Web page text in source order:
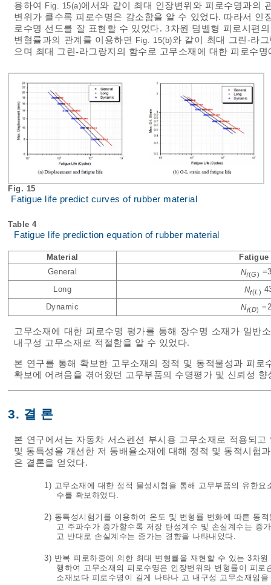
용하여
Fig. 15(a)에서와 같이 최대 인장변위와 피로수명과의
변위가 클수록 피로수명은 감소함을 알 수 있었다. 따라서
로수명 선도를 잘 표현할 수 있었다. 3차원 덤벨형 피로시편
변형률과의 관계를 이용하면
Fig. 15(b)와 같이 최대 그린-라
으며 최대 그린-라그랑지의 함수로 고무소재에 대한 피로수
Fig. 15
Fatigue life predict curves of rubber material
Table 4
Fatigue life prediction equation of rubber material
Material
General
Nf(G)
Long
Nf(L )
Dynamic
Nf(D)
고무소재에 대한 피로수명 평가를 통해 장수명 소재가 일반
내구성 고무소재로 적절함을 알 수 있었다.
본 연구를 통해 확보한 고무소재의 정적 및 동적물성과 피
확보에 어려움을 겪어왔던 고무부품의 수명평가 및 신뢰성
3. 결 론
본 연구에서는 자동차 서스펜션 부시용 고무소재로 적용되
및 동특성을 개선한 저 동배율소재에 대해 정적 및 동적시험
은 결론을 얻었다.
1) 고무소재에 대한 정적 물성시험을 통해 고무부품의 유한
수를 확보하였다.
2) 동특성시험기를 이용하여 온도 및 변형률 변화에 따른 동
고 주파수가 증가할수록 저장 탄성계수 및 손실계수는 증
고 반대로 손실계수는 증가는 경향을 나타내었다.
3) 반복 피로하중에 의한 최대 변형률을 재현할 수 있는 3차
행하여 고무소재의 피로수명은 인장변위와 변형률이 피
소재보다 피로수명이 길게 나타나 고 내구성 고무소재임